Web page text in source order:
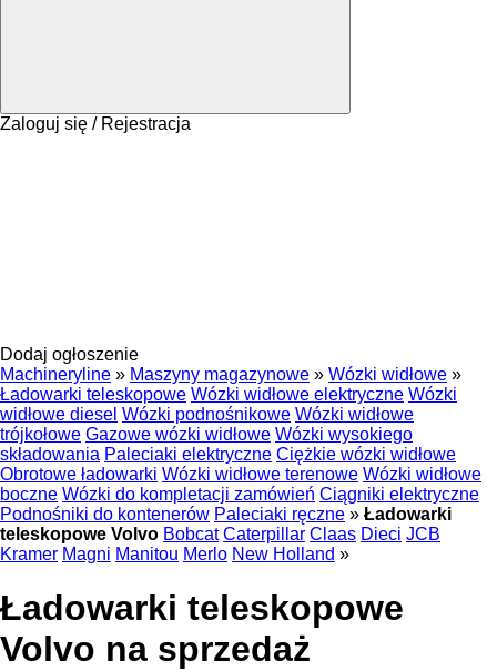
Zaloguj się / Rejestracja
Dodaj ogłoszenie
Machineryline » Maszyny magazynowe » Wózki widłowe »
Ładowarki teleskopowe Wózki widłowe elektryczne Wózki
widłowe diesel Wózki podnośnikowe Wózki widłowe
trójkołowe Gazowe wózki widłowe Wózki wysokiego
składowania Paleciaki elektryczne Ciężkie wózki widłowe
Obrotowe ładowarki Wózki widłowe terenowe Wózki widłowe
boczne Wózki do kompletacji zamówień Ciągniki elektryczne
Podnośniki do kontenerów Paleciaki ręczne » Ładowarki
teleskopowe Volvo Bobcat Caterpillar Claas Dieci JCB
Kramer Magni Manitou Merlo New Holland »
Ładowarki teleskopowe
Volvo na sprzedaż